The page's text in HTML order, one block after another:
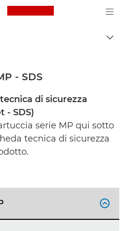
Canon Logo, back
- SDS
di sicurezza
- SDS)
serie MP qui sotto
tecnica di sicurezza
